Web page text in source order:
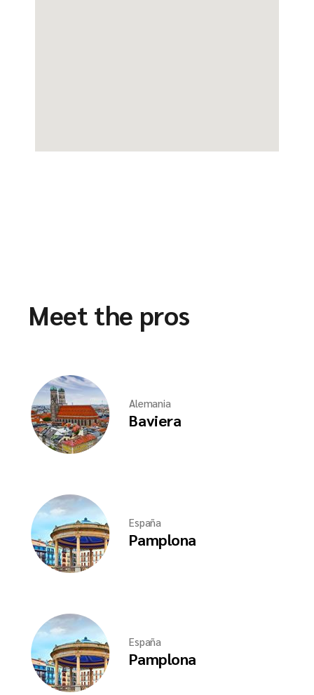
Meet the pros
Alemania
Baviera
España
Pamplona
España
Pamplona